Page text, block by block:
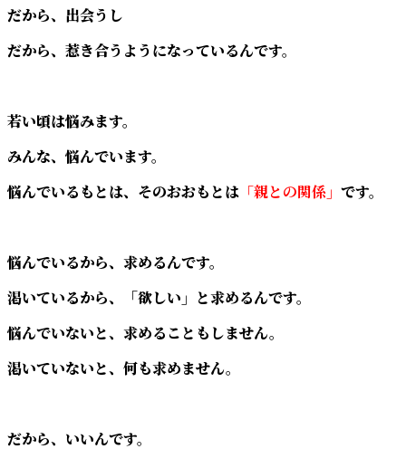
だから、出会うし
だから、惹き合うようになっているんです。
若い頃は悩みます。
みんな、悩んでいます。
悩んでいるもとは、そのおおもとは 「親との関係」 です。
悩んでいるから、求めるんです。
渇いているから、「欲しい」と求めるんです。
悩んでいないと、求めることもしません。
渇いていないと、何も求めません。
だから、いいんです。